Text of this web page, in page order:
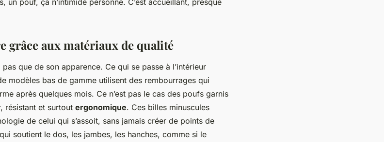
grâce aux matériaux de qualité
que de son apparence. Ce qui se passe à l’intérieur
modèles bas de gamme utilisent des rembourrages qui
après quelques mois. Ce n’est pas le cas des poufs garnis
résistant et surtout ergonomique. Ces billes minuscules
de celui qui s’assoit, sans jamais créer de points de
soutient le dos, les jambes, les hanches, comme si le